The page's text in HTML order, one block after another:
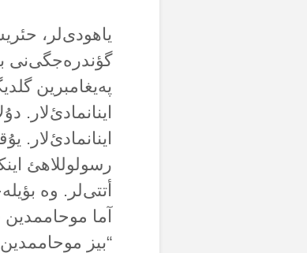
یاهودی‌لر،
گؤندرەجگی‌نی
پەیغامبرین
اینانمادئ‌لار.
اینانمادئ‌لار.
رسولوللاهئ
أتتی‌لر. وە
آما موحاممدین
“بیز